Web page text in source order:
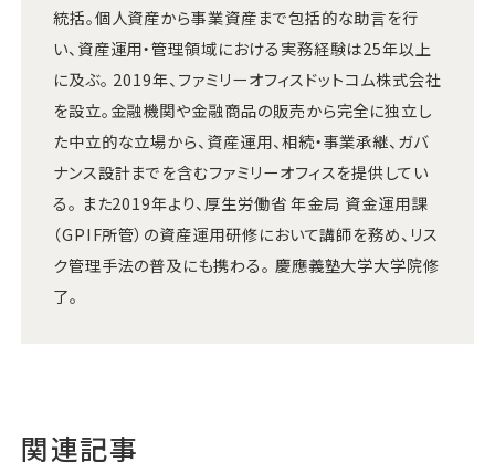
統括。個人資産から事業資産まで包括的な助言を行
い、資産運用・管理領域における実務経験は25年以上
に及ぶ。 2019年、ファミリーオフィスドットコム株式会社
を設立。金融機関や金融商品の販売から完全に独立し
た中立的な立場から、資産運用、相続・事業承継、ガバ
ナンス設計までを含むファミリーオフィスを提供してい
る。 また2019年より、厚生労働省 年金局 資金運用課
（GPIF所管）の資産運用研修において講師を務め、リス
ク管理手法の普及にも携わる。 慶應義塾大学大学院修
了。
関連記事